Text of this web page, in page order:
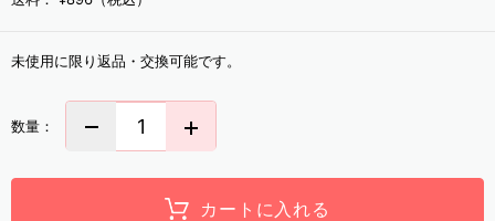
未使用に限り返品・交換可能です。
数量：
カートに入れる